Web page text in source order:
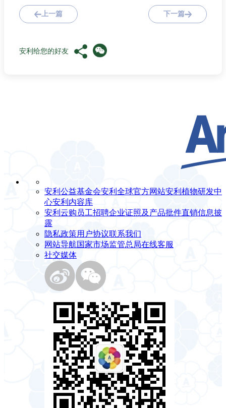
上一篇 下一篇
安利给您的好友
安利公益基金会安利全球官方网站安利植物研发中
心安利内容库
安利云购 员工招聘企业证照及产品批件直销信息披
露
隐私政策用户协议联系我们
网站导航国家市场监管总局在线客服
社交媒体